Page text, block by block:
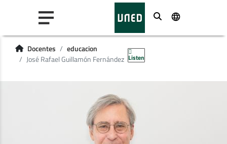
Buscar
Docentes
educacion
José Rafael Guillamón Fernández Listen